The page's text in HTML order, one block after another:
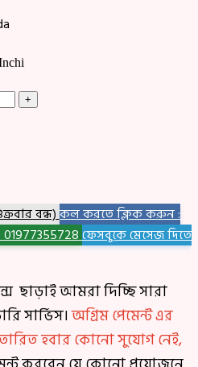
+
বন্ধ)কল করতে ক্লিক করুন :
ফেসবুকে মেসেজ দিতে
ছাড়াই আমরা দিচ্ছি সারা
সার্ভিস।অগ্রিম পেমেন্ট এর
হবার কোনো সুযোগ নেই,